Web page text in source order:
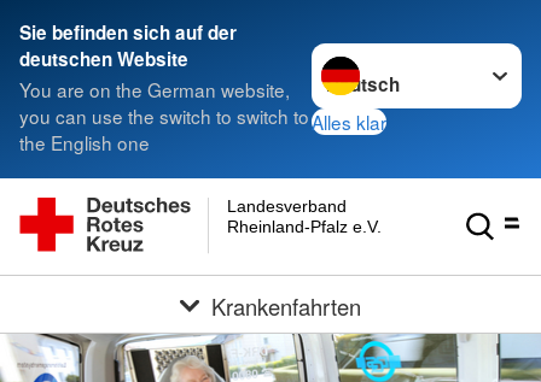
Sie befinden sich auf der
deutschen Website
You are on the German website,
you can use the switch to switch to
the English one
Sprache wechseln zu
Alles klar
Rheinland-Pfalz e.V.
Landesverband
Krankenfahrten